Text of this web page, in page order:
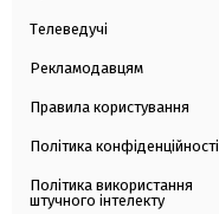
Телеведучі
Рекламодавцям
Правила користування
Політика конфіденційності
Політика використання
штучного інтелекту